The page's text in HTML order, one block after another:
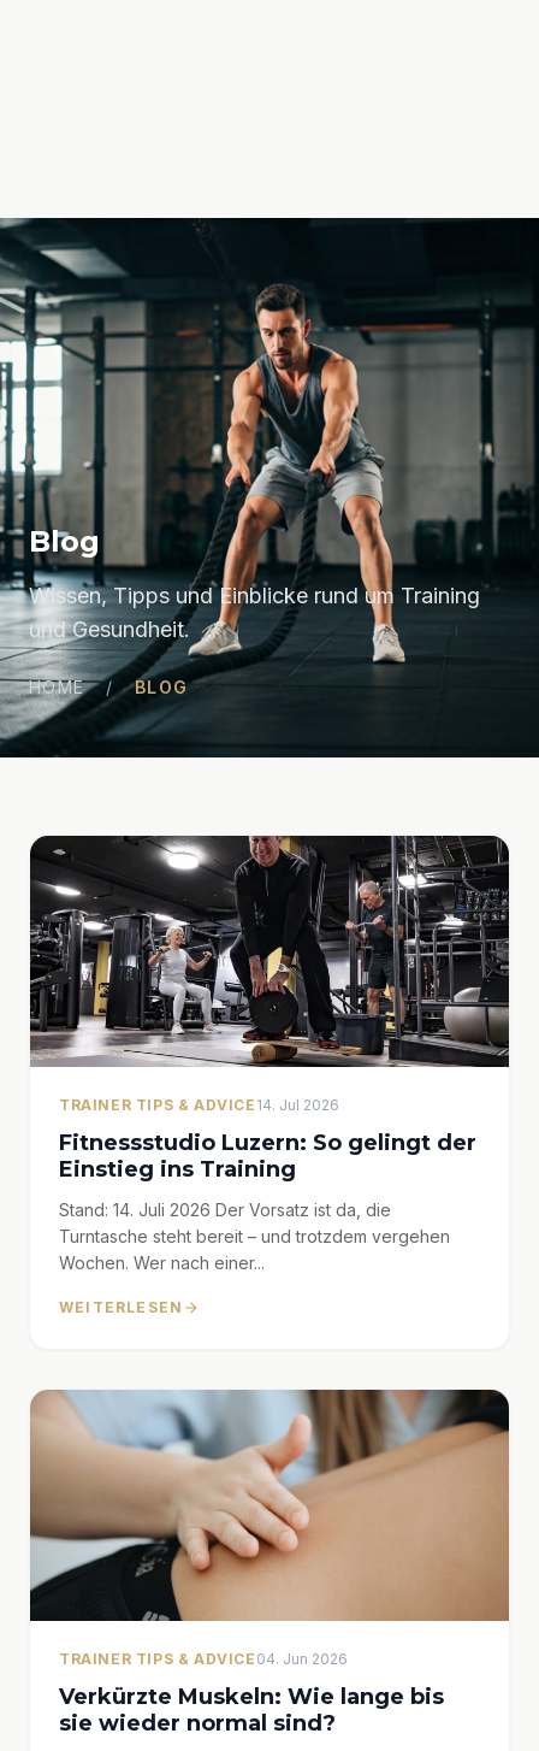
Blog
Wissen, Tipps und Einblicke rund um Training
und Gesundheit.
HOME / BLOG
TRAINER TIPS & ADVICE 14. Jul 2026
Fitnessstudio Luzern: So gelingt der
Einstieg ins Training
Stand: 14. Juli 2026 Der Vorsatz ist da, die
Turntasche steht bereit – und trotzdem vergehen
Wochen. Wer nach einer...
WEITERLESEN arrow_forward
TRAINER TIPS & ADVICE 04. Jun 2026
Verkürzte Muskeln: Wie lange bis
sie wieder normal sind?